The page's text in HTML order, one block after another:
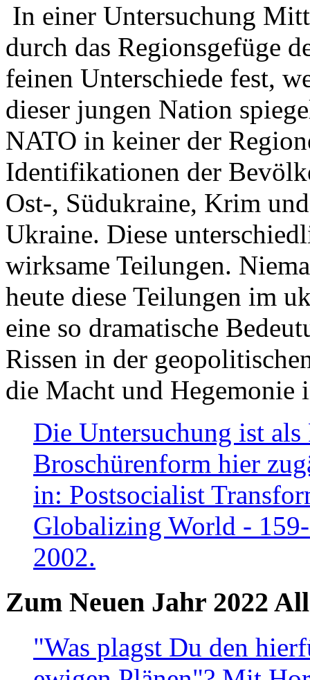
In einer Untersuchung
durch das Regionsgefüge
feinen Unterschiede fest,
dieser jungen Nation
NATO in keiner der
Identifikationen der
Ost-, Südukraine, Krim
Ukraine. Diese
wirksame Teilungen.
heute diese Teilungen im
eine so dramatische
Rissen in der
die Macht und Hegemonie
Die Untersuchung ist
Broschürenform hier
in: Postsocialist
Globalizing World -
2002.
Zum Neuen Jahr 2022
"Was plagst Du den